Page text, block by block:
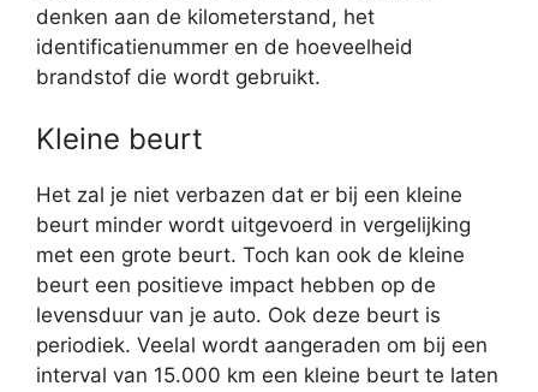
denken aan de kilometerstand, het
identificatienummer en de hoeveelheid
brandstof die wordt gebruikt.
Kleine beurt
Het zal je niet verbazen dat er bij een kleine
beurt minder wordt uitgevoerd in vergelijking
met een grote beurt. Toch kan ook de kleine
beurt een positieve impact hebben op de
levensduur van je auto. Ook deze beurt is
periodiek. Veelal wordt aangeraden om bij een
interval van 15.000 km een kleine beurt te laten